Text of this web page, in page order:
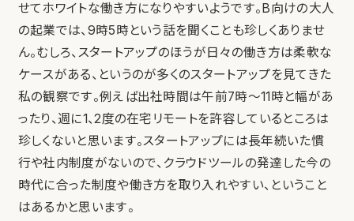
せてホワイトな働き方になりやすいようです。B向けの大人
の起業では、9時5時という話を聞くことも珍しくありませ
ん。むしろ、スタートアップのほうが日々の働き方は柔軟な
ケースがある、というのが多くのスタートアップを見てきた
私の観察です。例えば出社時間は午前7時〜11時と幅があ
ったり、週に1、2度の在宅リモートを許容しているところは
珍しくないと思います。スタートアップには長年続いた慣
行や社内制度がないので、クラウドツールの発達した今の
時代に合った制度や働き方を取り入れやすい、ということ
はあるかと思います。